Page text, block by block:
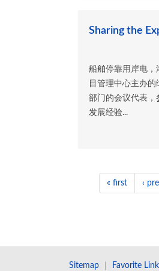
Sharing the
船舶停靠用岸电
目管理中心主办
部门的会议代表，
发展经验...
« first ‹
Sitemap Favorite